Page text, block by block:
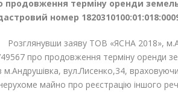
продовження терміну оренди
номер
заяву ТОВ «ЯСНА 2018»,
про продовження терміну оренди
м.Андрушівка, вул.Лисенко,34,
майно про реєстрацію іншого